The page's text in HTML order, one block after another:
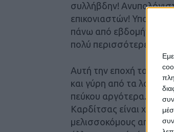
συλλήβδην!
επικονιαστών!
πάνω από εβδομήντα με
πολύ περισσότερες.
Αυτή την εποχή τα όλα
και γύρη από τα
πεύκου αργότερα. Εάν
Καρδίτσας είναι
μελισσοκόμους από τα